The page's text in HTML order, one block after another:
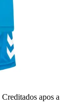
Creditados apos a